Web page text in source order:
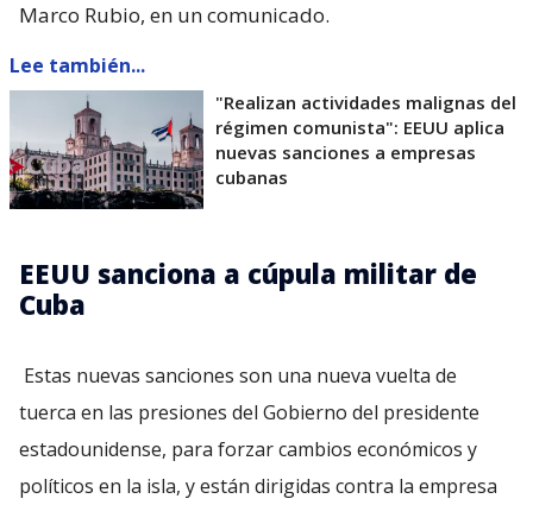
Marco Rubio, en un comunicado.
Lee también...
"Realizan actividades malignas del
régimen comunista": EEUU aplica
nuevas sanciones a empresas
cubanas
EEUU sanciona a cúpula militar de
Cuba
Estas nuevas sanciones son una nueva vuelta de
tuerca en las presiones del Gobierno del presidente
estadounidense, para forzar cambios económicos y
políticos en la isla, y están dirigidas contra la empresa